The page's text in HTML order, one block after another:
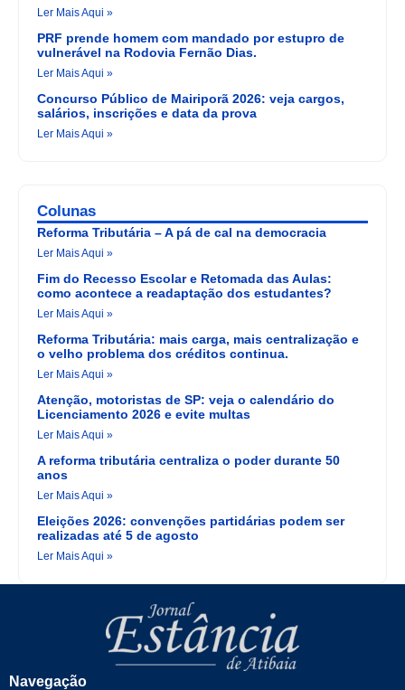
Ler Mais Aqui »
PRF prende homem com mandado por estupro de
vulnerável na Rodovia Fernão Dias.
Ler Mais Aqui »
Concurso Público de Mairiporã 2026: veja cargos,
salários, inscrições e data da prova
Ler Mais Aqui »
Colunas
Reforma Tributária – A pá de cal na democracia
Ler Mais Aqui »
Fim do Recesso Escolar e Retomada das Aulas:
como acontece a readaptação dos estudantes?
Ler Mais Aqui »
Reforma Tributária: mais carga, mais centralização e
o velho problema dos créditos continua.
Ler Mais Aqui »
Atenção, motoristas de SP: veja o calendário do
Licenciamento 2026 e evite multas
Ler Mais Aqui »
A reforma tributária centraliza o poder durante 50
anos
Ler Mais Aqui »
Eleições 2026: convenções partidárias podem ser
realizadas até 5 de agosto
Ler Mais Aqui »
Navegação